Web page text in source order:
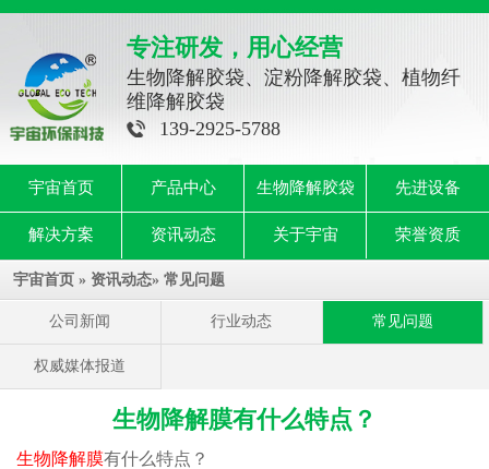
专注研发，用心经营
生物降解胶袋、淀粉降解胶袋、植物纤
维降解胶袋
139-2925-5788
宇宙首页 产品中心 生物降解胶袋 先进设备
解决方案 资讯动态 关于宇宙 荣誉资质
宇宙首页 » 资讯动态» 常见问题
公司新闻 行业动态 常见问题
权威媒体报道
生物降解膜有什么特点？
生物降解膜有什么特点？